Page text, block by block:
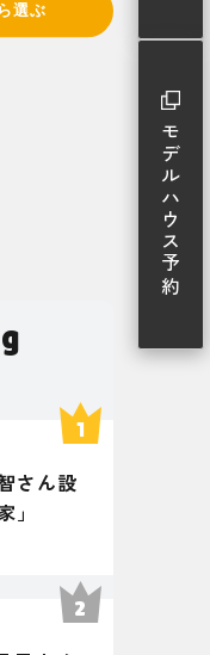
選ぶ
さん設
」
モデルハウス予約